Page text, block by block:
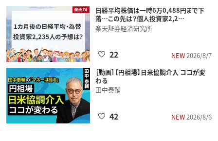
日経平均株価は一時6万0,488円まで下
落…この先は？個人投資家2,2…
楽天証券経済研究所
NEW2026/8/7
22
［動画］【円相場】日米協調介入 ココが変
わる
田中泰輔
NEW2026/8/6
42